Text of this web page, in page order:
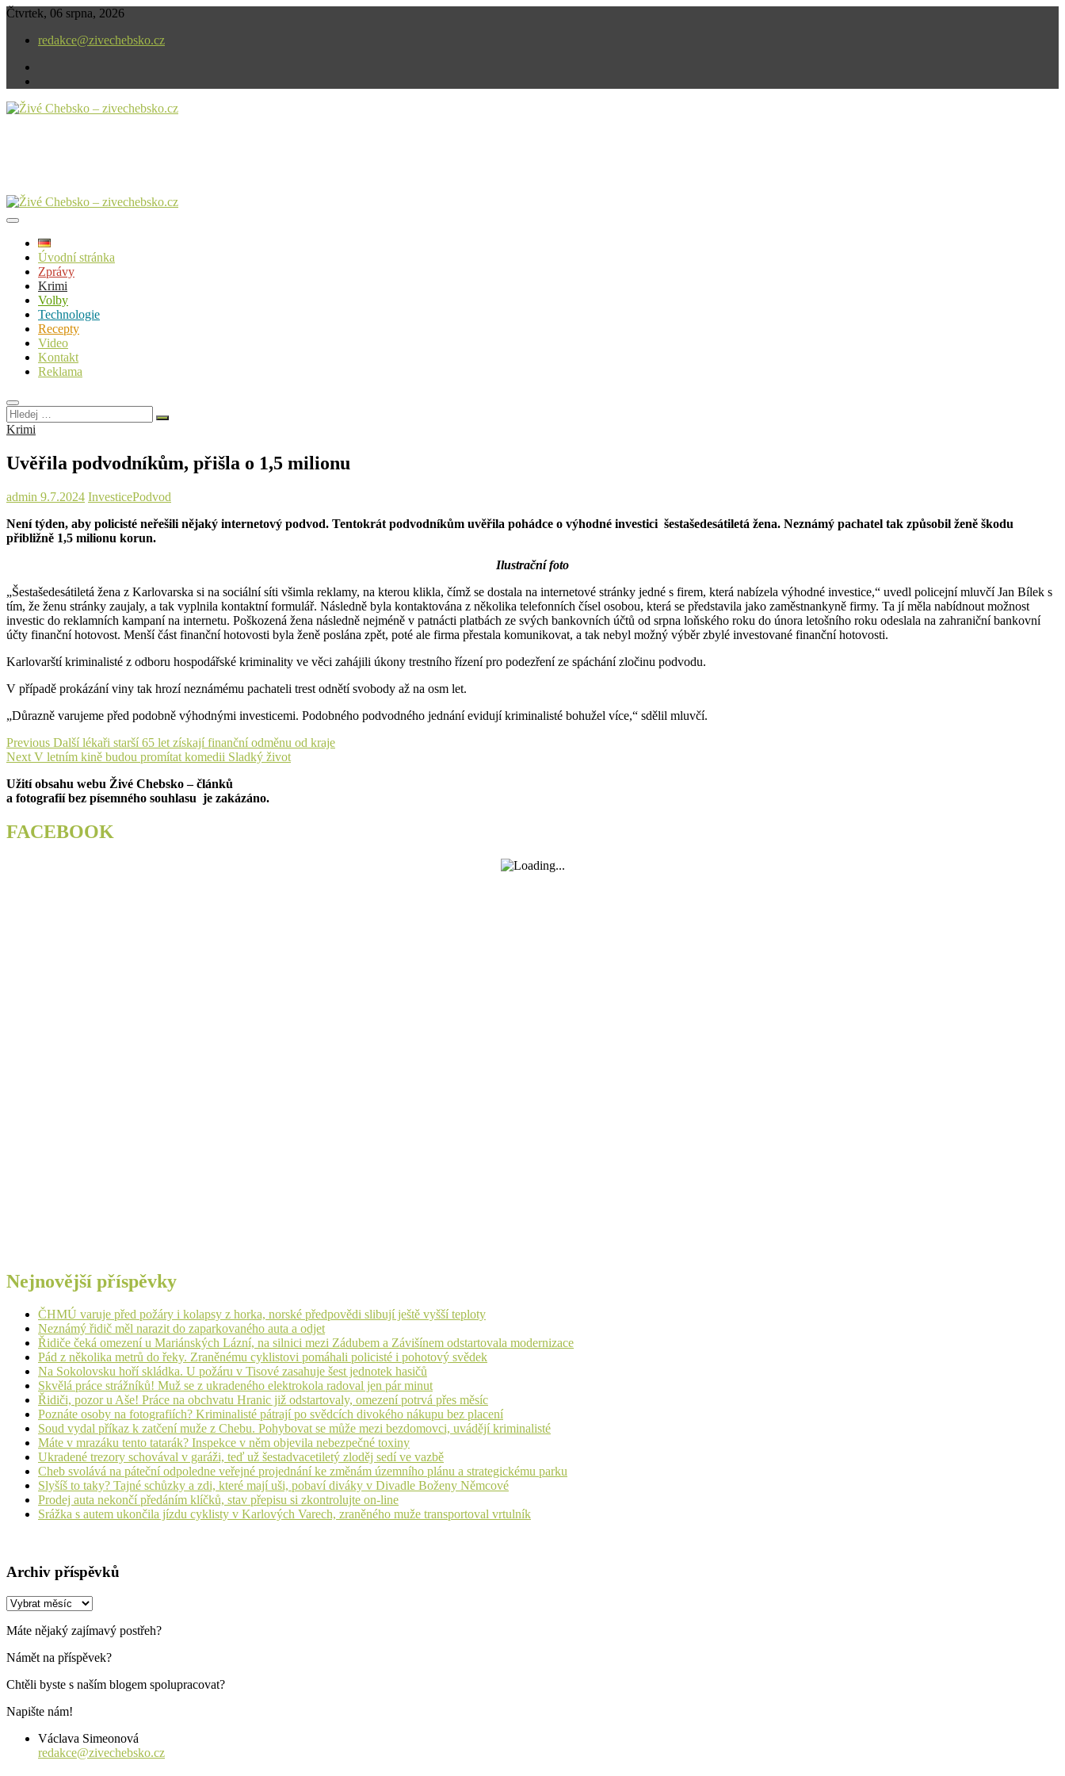
Skip
content
Čtvrtek, 06 srpna, 2026
redakce@zivechebsko.cz
Úvodní stránka
Zprávy
Krimi
Volby
Technologie
Recepty
Video
Kontakt
Reklama
Hledej
…
Krimi
Uvěřila podvodníkům, přišla o 1,5 milionu
admin 9.7.2024 InvesticePodvod
Není týden, aby policisté neřešili nějaký internetový podvod. Tentokrát podvodníkům uvěřila pohádce o výhodné investici šestašedesátiletá žena. Neznámý pachatel tak způsobil ženě škodu
přibližně 1,5 milionu korun.
Ilustrační foto
„Šestašedesátiletá žena z Karlovarska si na sociální síti všimla reklamy, na kterou klikla, čímž se dostala na internetové stránky jedné s firem, která nabízela výhodné investice,“ uvedl policejní mluvčí Jan Bílek s
tím, že ženu stránky zaujaly, a tak vyplnila kontaktní formulář. Následně byla kontaktována z několika telefonních čísel osobou, která se představila jako zaměstnankyně firmy. Ta jí měla nabídnout možnost
investic do reklamních kampaní na internetu. Poškozená žena následně nejméně v patnácti platbách ze svých bankovních účtů od srpna loňského roku do února letošního roku odeslala na zahraniční bankovní
účty finanční hotovost. Menší část finanční hotovosti byla ženě poslána zpět, poté ale firma přestala komunikovat, a tak nebyl možný výběr zbylé investované finanční hotovosti.
Karlovarští kriminalisté z odboru hospodářské kriminality ve věci zahájili úkony trestního řízení pro podezření ze spáchání zločinu podvodu.
V případě prokázání viny tak hrozí neznámému pachateli trest odnětí svobody až na osm let.
„Důrazně varujeme před podobně výhodnými investicemi. Podobného podvodného jednání evidují kriminalisté bohužel více,“ sdělil mluvčí.
Navigace
pro
příspěvek
Previous Previous
post:
Další lékaři starší 65 let získají finanční odměnu od kraje
Next Next
V letním kině budou promítat komedii Sladký život
Užití obsahu webu Živé Chebsko – článků
a fotografií bez písemného souhlasu je zakázáno.
FACEBOOK
Nejnovější příspěvky
ČHMÚ varuje před požáry i kolapsy z horka, norské předpovědi slibují ještě vyšší teploty
Neznámý řidič měl narazit do zaparkovaného auta a odjet
Řidiče čeká omezení u Mariánských Lázní, na silnici mezi Zádubem a Závišínem odstartovala modernizace
Pád z několika metrů do řeky. Zraněnému cyklistovi pomáhali policisté i pohotový svědek
Na Sokolovsku hoří skládka. U požáru v Tisové zasahuje šest jednotek hasičů
Skvělá práce strážníků! Muž se z ukradeného elektrokola radoval jen pár minut
Řidiči, pozor u Aše! Práce na obchvatu Hranic již odstartovaly, omezení potrvá přes měsíc
Poznáte osoby na fotografiích? Kriminalisté pátrají po svědcích divokého nákupu bez placení
Soud vydal příkaz k zatčení muže z Chebu. Pohybovat se může mezi bezdomovci, uvádějí kriminalisté
Máte v mrazáku tento tatarák? Inspekce v něm objevila nebezpečné toxiny
Ukradené trezory schovával v garáži, teď už šestadvacetiletý zloděj sedí ve vazbě
Cheb svolává na páteční odpoledne veřejné projednání ke změnám územního plánu a strategickému parku
Slyšíš to taky? Tajné schůzky a zdi, které mají uši, pobaví diváky v Divadle Boženy Němcové
Prodej auta nekončí předáním klíčků, stav přepisu si zkontrolujte on-line
Srážka s autem ukončila jízdu cyklisty v Karlových Varech, zraněného muže transportoval vrtulník
Archiv příspěvků
Archiv
Máte nějaký zajímavý postřeh?
Námět na příspěvek?
Chtěli byste s naším blogem spolupracovat?
Napište nám!
Václava Simeonová
redakce@zivechebsko.cz